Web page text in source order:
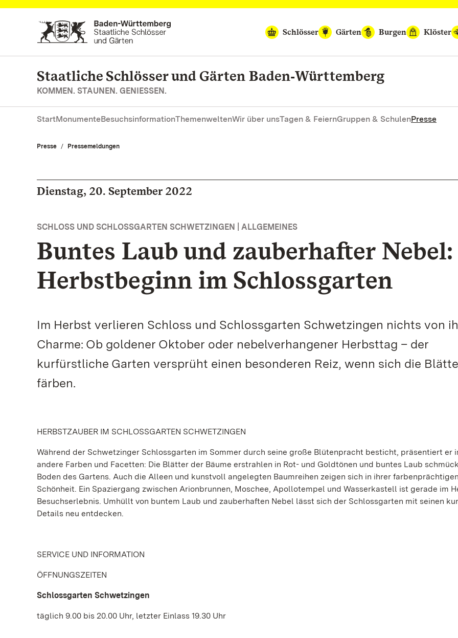
Zum Hauptinhalt springen
Schlösser
Gärten Burgen Klöster
Staatliche Schlösser und Gärten Baden‑Württemberg
KOMMEN. STAUNEN. GENIESSEN.
StartMonumenteBesuchsinformationThemenweltenWir über unsTagen & FeiernGruppen & SchulenPresse
Presse Pressemeldungen
Dienstag, 20. September 2022
SCHLOSS UND SCHLOSSGARTEN SCHWETZINGEN | ALLGEMEINES
Buntes Laub und zauberhafter Nebel:
Herbstbeginn im Schlossgarten
Im Herbst verlieren Schloss und Schlossgarten Schwetzingen nichts von
Charme: Ob goldener Oktober oder nebelverhangener Herbsttag – der
kurfürstliche Garten versprüht einen besonderen Reiz, wenn sich die
färben.
HERBSTZAUBER IM SCHLOSSGARTEN SCHWETZINGEN
Während der Schwetzinger Schlossgarten im Sommer durch seine große Blütenpracht besticht, präsentiert er
andere Farben und Facetten: Die Blätter der Bäume erstrahlen in Rot- und Goldtönen und buntes Laub
Boden des Gartens. Auch die Alleen und kunstvoll angelegten Baumreihen zeigen sich in ihrer farbenprächtigen
Schönheit. Ein Spaziergang zwischen Arionbrunnen, Moschee, Apollotempel und Wasserkastell ist gerade im
Besuchserlebnis. Umhüllt von buntem Laub und zauberhaften Nebel lässt sich der Schlossgarten mit seinen
Details neu entdecken.
SERVICE UND INFORMATION
ÖFFNUNGSZEITEN
Schlossgarten Schwetzingen
täglich 9.00 bis 20.00 Uhr, letzter Einlass 19.30 Uhr